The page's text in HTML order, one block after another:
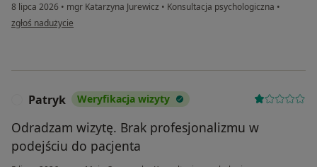
8 lipca 2026 • mgr Katarzyna Jurewicz • Konsultacja psychologiczna •
w opinii użytkownika Marcin
zgłoś nadużycie
Patryk Weryfikacja wizyty
Odradzam wizytę. Brak profesjonalizmu w
podejściu do pacjenta